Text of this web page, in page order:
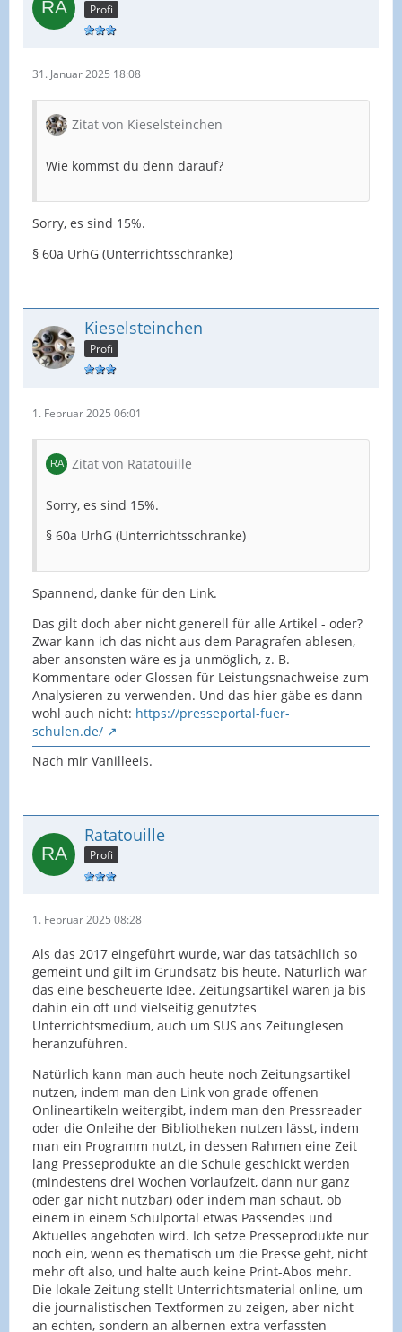
Profi
31. Januar 2025 18:08
Zitat von Kieselsteinchen
Wie kommst du denn darauf?
Sorry, es sind 15%.
§ 60a UrhG (Unterrichtsschranke)
Kieselsteinchen
Profi
1. Februar 2025 06:01
Zitat von Ratatouille
Sorry, es sind 15%.
§ 60a UrhG (Unterrichtsschranke)
Spannend, danke für den Link.
Das gilt doch aber nicht generell für alle Artikel - oder?
Zwar kann ich das nicht aus dem Paragrafen ablesen,
aber ansonsten wäre es ja unmöglich, z. B.
Kommentare oder Glossen für Leistungsnachweise zum
Analysieren zu verwenden. Und das hier gäbe es dann
wohl auch nicht: https://presseportal-fuer-
schulen.de/
Nach mir Vanilleeis.
Ratatouille
Profi
1. Februar 2025 08:28
Als das 2017 eingeführt wurde, war das tatsächlich so
gemeint und gilt im Grundsatz bis heute. Natürlich war
das eine bescheuerte Idee. Zeitungsartikel waren ja bis
dahin ein oft und vielseitig genutztes
Unterrichtsmedium, auch um SUS ans Zeitunglesen
heranzuführen.
Natürlich kann man auch heute noch Zeitungsartikel
nutzen, indem man den Link von grade offenen
Onlineartikeln weitergibt, indem man den Pressreader
oder die Onleihe der Bibliotheken nutzen lässt, indem
man ein Programm nutzt, in dessen Rahmen eine Zeit
lang Presseprodukte an die Schule geschickt werden
(mindestens drei Wochen Vorlaufzeit, dann nur ganz
oder gar nicht nutzbar) oder indem man schaut, ob
einem in einem Schulportal etwas Passendes und
Aktuelles angeboten wird. Ich setze Presseprodukte nur
noch ein, wenn es thematisch um die Presse geht, nicht
mehr oft also, und halte auch keine Print-Abos mehr.
Die lokale Zeitung stellt Unterrichtsmaterial online, um
die journalistischen Textformen zu zeigen, aber nicht
an echten, sondern an albernen extra verfassten